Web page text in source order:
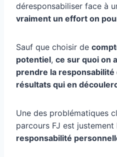
déresponsabiliser face à
vraiment un effort on
Sauf que choisir de
potentiel, ce sur quoi on
prendre la
résultats qui en
Une des problématiques
parcours FJ est justement
responsabilité